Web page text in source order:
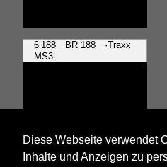
6 188 BR 188 ·Traxx
MS3·
·Smartron·
Diese Webseite verwendet
Inhalte und Anzeigen zu